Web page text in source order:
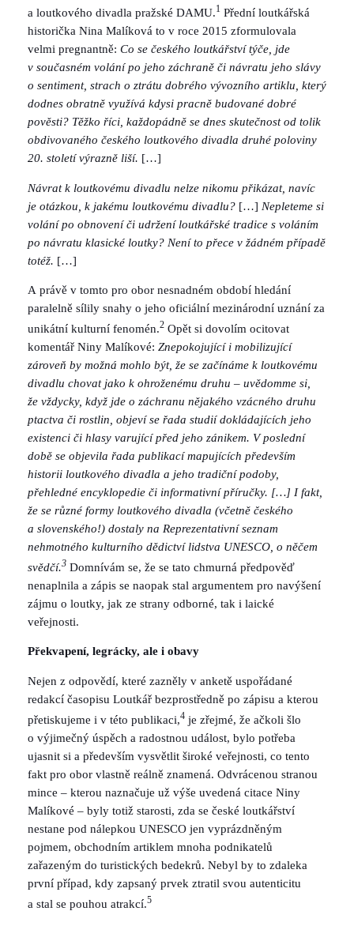
a loutkového divadla pražské DAMU.1 Přední loutkářská
historička Nina Malíková to v roce 2015 zformulovala
velmi pregnantně: Co se českého loutkářství týče, jde
v současném volání po jeho záchraně či návratu jeho slávy
o sentiment, strach o ztrátu dobrého vývozního artiklu, který
dodnes obratně využívá kdysi pracně budované dobré
pověsti? Těžko říci, každopádně se dnes skutečnost od tolik
obdivovaného českého loutkového divadla druhé poloviny
20. století výrazně liší. […]
Návrat k loutkovému divadlu nelze nikomu přikázat, navíc
je otázkou, k jakému loutkovému divadlu? […] Nepleteme si
volání po obnovení či udržení loutkářské tradice s voláním
po návratu klasické loutky? Není to přece v žádném případě
totéž. […]
A právě v tomto pro obor nesnadném období hledání
paralelně sílily snahy o jeho oficiální mezinárodní uznání za
unikátní kulturní fenomén.2Opět si dovolím ocitovat
komentář Niny Malíkové: Znepokojující i mobilizující
zároveň by možná mohlo být, že se začínáme k loutkovému
divadlu chovat jako k ohroženému druhu – uvědomme si,
že vždycky, když jde o záchranu nějakého vzácného druhu
ptactva či rostlin, objeví se řada studií dokládajících jeho
existenci či hlasy varující před jeho zánikem. V poslední
době se objevila řada publikací mapujících především
historii loutkového divadla a jeho tradiční podoby,
přehledné encyklopedie či informativní příručky. […] I fakt,
že se různé formy loutkového divadla (včetně českého
a slovenského!) dostaly na Reprezentativní seznam
nehmotného kulturního dědictví lidstva UNESCO, o něčem
svědčí.3 Domnívám se, že se tato chmurná předpověď
nenaplnila a zápis se naopak stal argumentem pro navýšení
zájmu o loutky, jak ze strany odborné, tak i laické
veřejnosti.
Překvapení, legrácky, ale i obavy
Nejen z odpovědí, které zazněly v anketě uspořádané
redakcí časopisu Loutkář bezprostředně po zápisu a kterou
přetiskujeme i v této publikaci,4je zřejmé, že ačkoli šlo
o výjimečný úspěch a radostnou událost, bylo potřeba
ujasnit si a především vysvětlit široké veřejnosti, co tento
fakt pro obor vlastně reálně znamená. Odvrácenou stranou
mince – kterou naznačuje už výše uvedená citace Niny
Malíkové – byly totiž starosti, zda se české loutkářství
nestane pod nálepkou UNESCO jen vyprázdněným
pojmem, obchodním artiklem mnoha podnikatelů
zařazeným do turistických bedekrů. Nebyl by to zdaleka
první případ, kdy zapsaný prvek ztratil svou autenticitu
a stal se pouhou atrakcí.5